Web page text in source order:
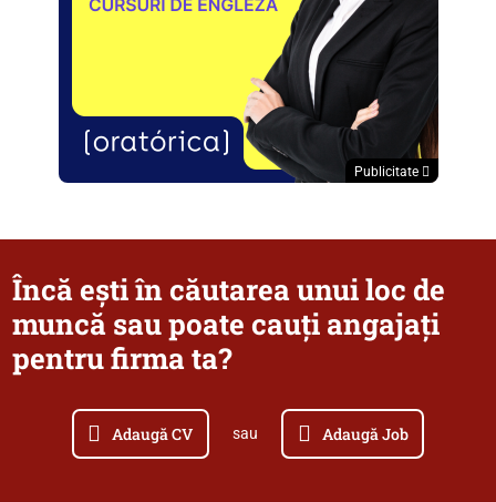
Publicitate
Încă ești în căutarea unui loc de
muncă sau poate cauți angajați
pentru firma ta?
Adaugă CV sau Adaugă Job